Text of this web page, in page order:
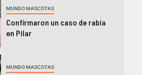
MUNDO MASCOTAS
Confirmaron un caso de rabia
en Pilar
MUNDO MASCOTAS